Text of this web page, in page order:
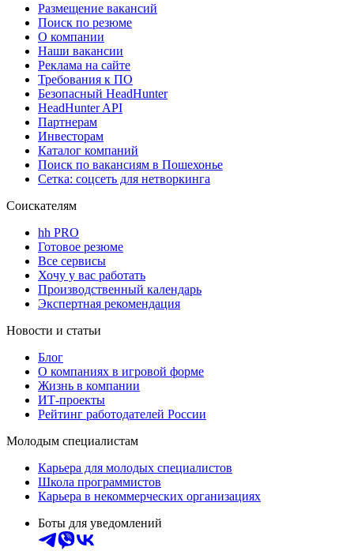
Размещение вакансий
Поиск по резюме
О компании
Наши вакансии
Реклама на сайте
Требования к ПО
Безопасный HeadHunter
HeadHunter API
Партнерам
Инвесторам
Каталог компаний
Поиск по вакансиям в Пошехонье
Сетка: соцсеть для нетворкинга
Соискателям
hh PRO
Готовое резюме
Все сервисы
Хочу у вас работать
Производственный календарь
Экспертная рекомендация
Новости и статьи
Блог
О компаниях в игровой форме
Жизнь в компании
ИТ-проекты
Рейтинг работодателей России
Молодым специалистам
Карьера для молодых специалистов
Школа программистов
Карьера в некоммерческих организациях
Боты для уведомлений